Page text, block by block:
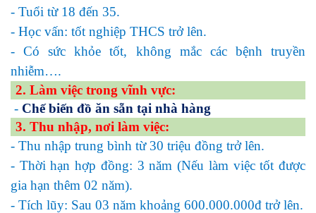
- Tuổi từ 18 đến 35.
- Học vấn: tốt nghiệp THCS trở lên.
- Có sức khỏe tốt, không mắc các bệnh truyền
nhiễm….
2. Làm việc trong vĩnh vực:
- Chế biến đồ ăn sẵn tại nhà hàng
3. Thu nhập, nơi làm việc:
- Thu nhập trung bình từ 30 triệu đồng trở lên.
- Thời hạn hợp đồng: 3 năm (Nếu làm việc tốt được
gia hạn thêm 02 năm).
- Tích lũy: Sau 03 năm khoảng 600.000.000đ trở lên.